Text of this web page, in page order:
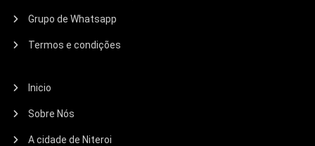
Grupo de Whatsapp
Termos e condições
Inicio
Sobre Nós
A cidade de Niteroi